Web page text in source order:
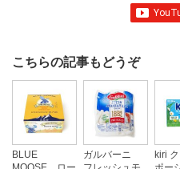
こちらの記事もどうぞ
BLUE
ガルバーニ
kiri